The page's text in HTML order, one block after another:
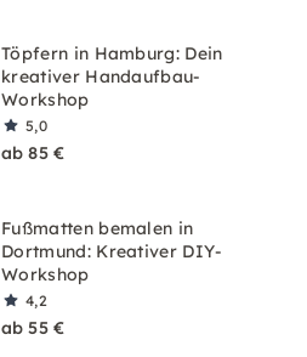
Töpfern in Hamburg: Dein
kreativer Handaufbau-
Workshop
5,0
ab 85 €
Fußmatten bemalen in
Dortmund: Kreativer DIY-
Workshop
4,2
ab 55 €